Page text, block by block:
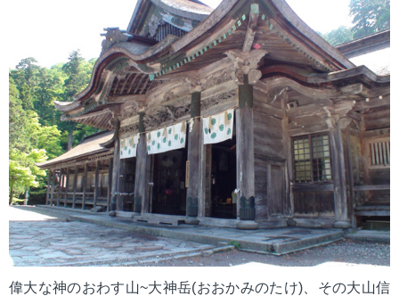
mail_outline お問い合わせ
search
偉大な神のおわす山~大神岳(おおかみのたけ)、その大山信